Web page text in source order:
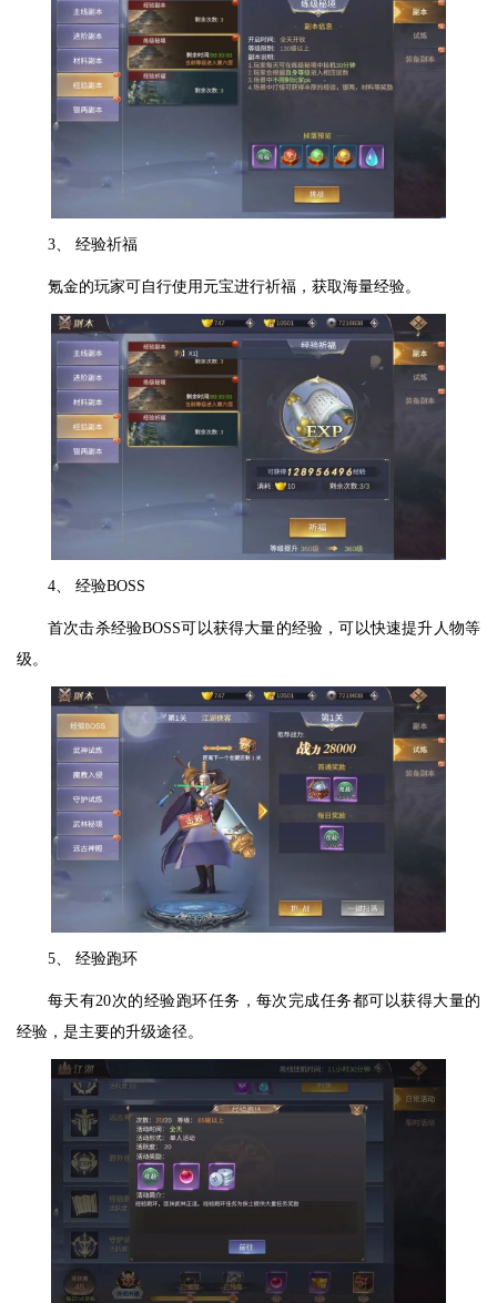
3、 经验祈福
氪金的玩家可自行使用元宝进行祈福，获取海量经验。
4、 经验BOSS
首次击杀经验BOSS可以获得大量的经验，可以快速提升人物等
级。
5、 经验跑环
每天有20次的经验跑环任务，每次完成任务都可以获得大量的
经验，是主要的升级途径。